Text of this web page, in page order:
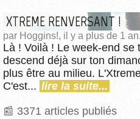
XTREME RENVERSANT !
par Hoggins!, il y a plus de 1
Là ! Voilà ! Le week-end se
descend déjà sur ton
plus être au milieu.
C'est... lire la suite...
3371 articles publiés